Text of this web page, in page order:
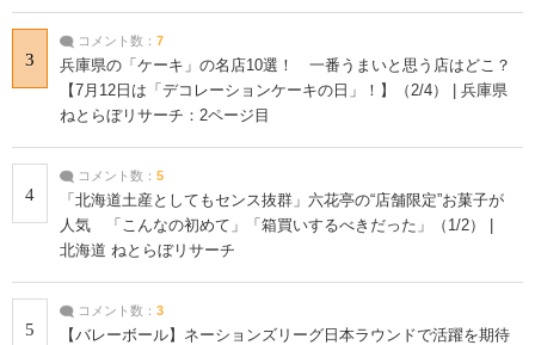
3
コメント数： 7
兵庫県の「ケーキ」の名店10選！ 一番うまいと思う店はどこ？
【7月12日は「デコレーションケーキの日」！】（2/4） | 兵庫県
ねとらぼリサーチ：2ページ目
4
コメント数： 5
「北海道土産としてもセンス抜群」六花亭の“店舗限定”お菓子が
人気 「こんなの初めて」「箱買いするべきだった」（1/2） |
北海道 ねとらぼリサーチ
5
コメント数： 3
【バレーボール】ネーションズリーグ日本ラウンドで活躍を期待